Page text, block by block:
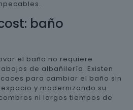
baño
el baño no requiere
de albañilería. Existen
para cambiar el baño sin
y modernizando su
ni largos tiempos de